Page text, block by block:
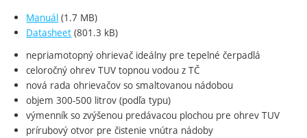
Manuál (1.7 MB)
Datasheet (801.3 kB)
nepriamotopný ohrievač ideálny pre tepelné čerpadlá
celoročný ohrev TUV topnou vodou z TČ
nová rada ohrievačov so smaltovanou nádobou
objem 300-500 litrov (podľa typu)
výmenník so zvýšenou predávacou plochou pre ohrev TUV
prírubový otvor pre čistenie vnútra nádoby